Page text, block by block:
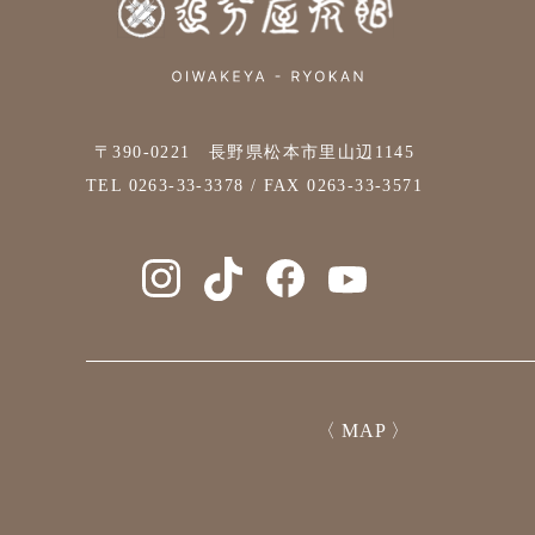
〒390-0221 長野県松本市里山辺1145
TEL 0263-33-3378 / FAX 0263-33-3571
〈 MAP 〉